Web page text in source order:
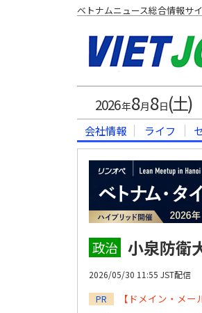
ベトナムニュース総合情報サ
2026年8月8日(土)
会社情報 ライフ
政治 小泉防衛
2026/05/30 11:55 JST配信
PR 【ドメイン・メ